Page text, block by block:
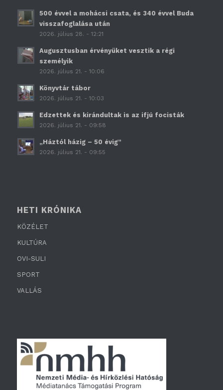
500 évvel a mohácsi csata, és 340 évvel Buda
visszafoglalása után
2026. július 28. - 12:21
Augusztusban érvényüket vesztik a régi
személyik
2026. július 21. - 10:06
Könyvtár tábor
2026. július 21. - 10:03
Edzettek és kirándultak is az ifjú focisták
2026. július 21. - 09:58
„Háztól házig – 50 évig”
2026. július 21. - 09:55
HETI KRÓNIKA
KÖZÉLET
KULTÚRA
OVI-SULI
SPORT
VALLÁS